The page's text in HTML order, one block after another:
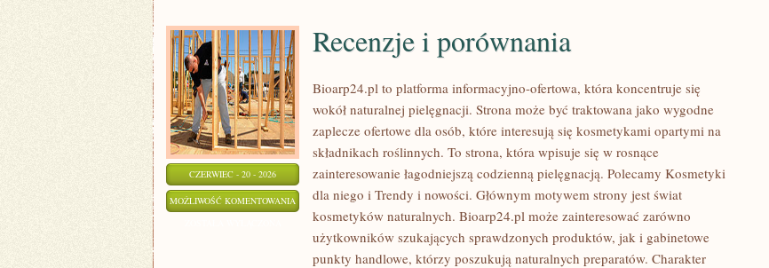
CZERWIEC - 20 - 2026
MOŻLIWOŚĆ KOMENTOWANIA RECENZJE
PORÓWNANIA
Recenzje i porównania
Bioarp24.pl to platforma informacyjno-ofertowa, która koncentruje się
wokół naturalnej pielęgnacji. Strona może być traktowana jako wygodne
zaplecze ofertowe dla osób, które interesują się kosmetykami opartymi na
składnikach roślinnych. To strona, która wpisuje się w rosnące
zainteresowanie łagodniejszą codzienną pielęgnacją. Polecamy Kosmetyki
dla niego i Trendy i nowości. Głównym motywem strony jest świat
kosmetyków naturalnych. Bioarp24.pl może zainteresować zarówno
użytkowników szukających sprawdzonych produktów, jak i gabinetowe
punkty handlowe, którzy poszukują naturalnych preparatów. Charakter